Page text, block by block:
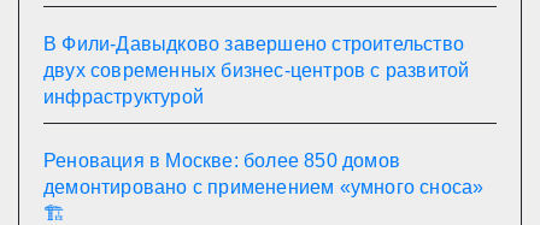
В Фили-Давыдково завершено строительство
двух современных бизнес-центров с развитой
инфраструктурой
Реновация в Москве: более 850 домов
демонтировано с применением «умного сноса»
🏗️